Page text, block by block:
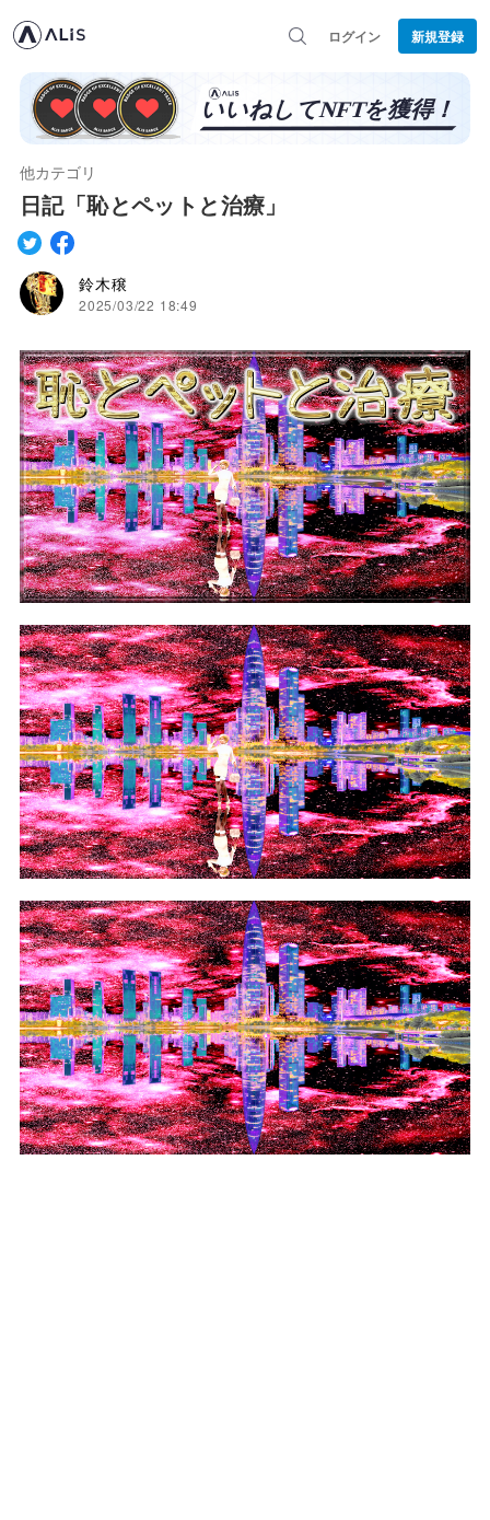
ログイン 新規登録
他カテゴリ
日記「恥とペットと治療」
鈴木穣
2025/03/22 18:49